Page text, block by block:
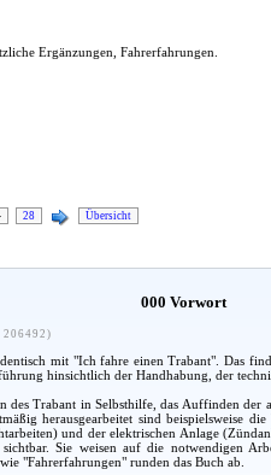
Ergänzungen, Fahrerfahrungen.
28 Übersicht
000 Vorwort
mit "Ich fahre einen Trabant". Das
hinsichtlich der Handhabung, der
Trabant in Selbsthilfe, das Auffinden
herausgearbeitet sind beispielsweise
und der elektrischen Anlage
Sie weisen auf die notwendigen
"Fahrerfahrungen" runden das Buch ab.